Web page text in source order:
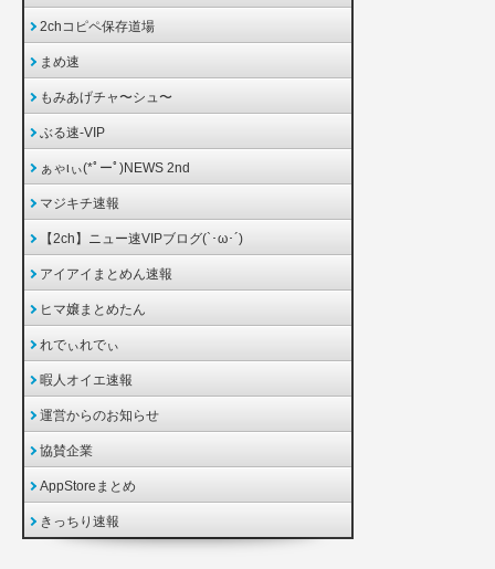
2chコピペ保存道場
まめ速
もみあげチャ〜シュ〜
ぶる速-VIP
ぁゃιぃ(*ﾟーﾟ)NEWS 2nd
マジキチ速報
【2ch】ニュー速VIPブログ(`･ω･´)
アイアイまとめん速報
ヒマ嬢まとめたん
れでぃれでぃ
暇人オイエ速報
運営からのお知らせ
協賛企業
AppStoreまとめ
きっちり速報